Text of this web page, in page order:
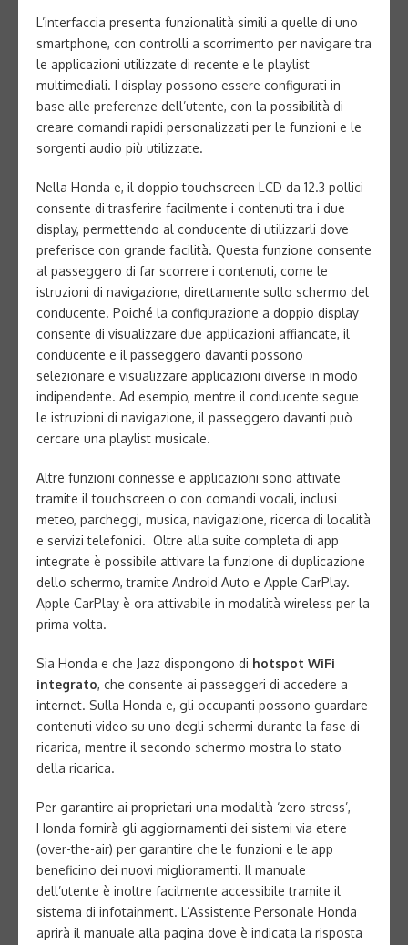
L’interfaccia presenta funzionalità simili a quelle di uno
smartphone, con controlli a scorrimento per navigare tra
le applicazioni utilizzate di recente e le playlist
multimediali. I display possono essere configurati in
base alle preferenze dell’utente, con la possibilità di
creare comandi rapidi personalizzati per le funzioni e le
sorgenti audio più utilizzate.
Nella Honda e, il doppio touchscreen LCD da 12.3 pollici
consente di trasferire facilmente i contenuti tra i due
display, permettendo al conducente di utilizzarli dove
preferisce con grande facilità. Questa funzione consente
al passeggero di far scorrere i contenuti, come le
istruzioni di navigazione, direttamente sullo schermo del
conducente. Poiché la configurazione a doppio display
consente di visualizzare due applicazioni affiancate, il
conducente e il passeggero davanti possono
selezionare e visualizzare applicazioni diverse in modo
indipendente. Ad esempio, mentre il conducente segue
le istruzioni di navigazione, il passeggero davanti può
cercare una playlist musicale.
Altre funzioni connesse e applicazioni sono attivate
tramite il touchscreen o con comandi vocali, inclusi
meteo, parcheggi, musica, navigazione, ricerca di località
e servizi telefonici. Oltre alla suite completa di app
integrate è possibile attivare la funzione di duplicazione
dello schermo, tramite Android Auto e Apple CarPlay.
Apple CarPlay è ora attivabile in modalità wireless per la
prima volta.
Sia Honda e che Jazz dispongono di hotspot WiFi
integrato, che consente ai passeggeri di accedere a
internet. Sulla Honda e, gli occupanti possono guardare
contenuti video su uno degli schermi durante la fase di
ricarica, mentre il secondo schermo mostra lo stato
della ricarica.
Per garantire ai proprietari una modalità ‘zero stress’,
Honda fornirà gli aggiornamenti dei sistemi via etere
(over-the-air) per garantire che le funzioni e le app
beneficino dei nuovi miglioramenti. Il manuale
dell’utente è inoltre facilmente accessibile tramite il
sistema di infotainment. L’Assistente Personale Honda
aprirà il manuale alla pagina dove è indicata la risposta